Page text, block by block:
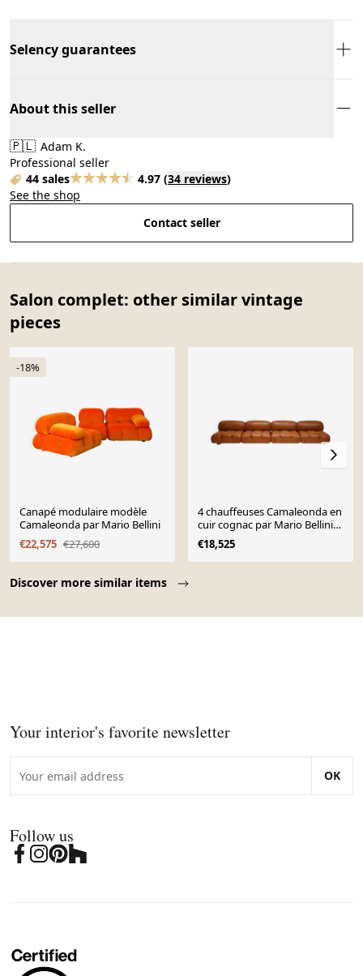
Selency guarantees
About this seller
🇵🇱 Adam K.
Professional seller
44 sales
4.97 (34 reviews)
See the shop
Contact seller
Salon complet: other similar vintage
pieces
Discover more similar items
-18%
Canapé modulaire modèle
Camaleonda par Mario Bellini
€22,575 €27,600
4 chauffeuses Camaleonda en
cuir cognac par Mario Bellini
pour B&B Italia, 1973
€18,525
Your interior's favorite newsletter
OK
Follow us